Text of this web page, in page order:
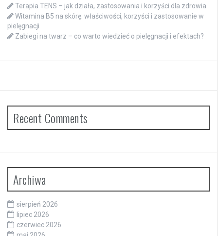
Terapia TENS – jak działa, zastosowania i korzyści dla zdrowia
Witamina B5 na skórę: właściwości, korzyści i zastosowanie w
pielęgnacji
Zabiegi na twarz – co warto wiedzieć o pielęgnacji i efektach?
Recent Comments
Archiwa
sierpień 2026
lipiec 2026
czerwiec 2026